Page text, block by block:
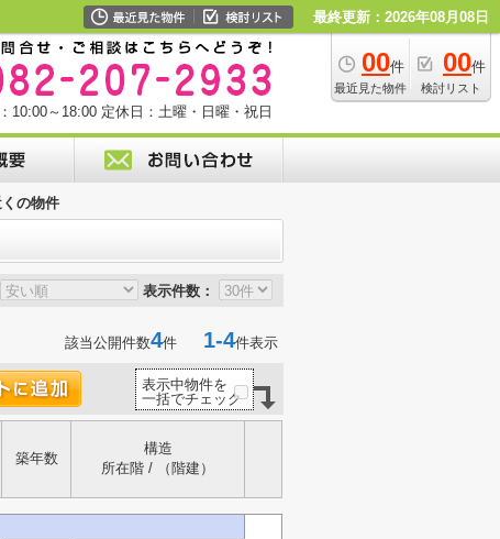
最終更新：2026年08月08日
00件
最近見た物件
00件
検討リスト
10:00～18:00 定休日：土曜・日曜・祝日
の物件
表示件数：
該当公開件数4件 1-4件表示
表示中物件を
一括でチェック
築年数
構造
所在階 / （階建）